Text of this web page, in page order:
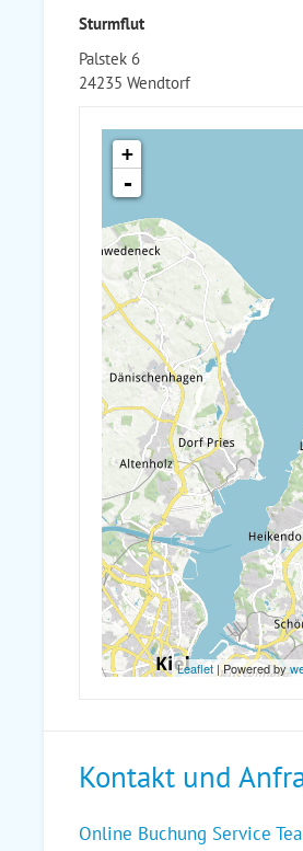
Sturmflut
Palstek 6
24235 Wendtorf
+
-
Leaflet| Powered by
Kontakt und
Online Buchung Service